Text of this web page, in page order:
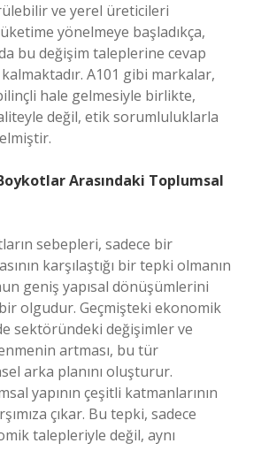
ve yerel üreticileri
yönelmeye başladıkça,
bu değişim taleplerine cevap
A101 gibi markalar,
hale gelmesiyle birlikte,
değil, etik sorumluluklarla
Arasındaki Toplumsal
sebepleri, sadece bir
karşılaştığı bir tepki olmanın
geniş yapısal dönüşümlerini
olgudur. Geçmişteki ekonomik
sektöründeki değişimler ve
artması, bu tür
arka planını oluşturur.
yapının çeşitli katmanlarının
çıkar. Bu tepki, sadece
talepleriyle değil, aynı